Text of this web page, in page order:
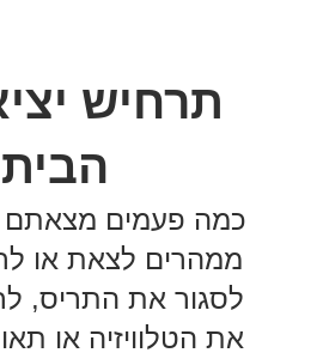
תרחיש
הבית
כמה פעמים
ממהרים לצאת או
לסגור את התריס,
את הטלוויזיה או